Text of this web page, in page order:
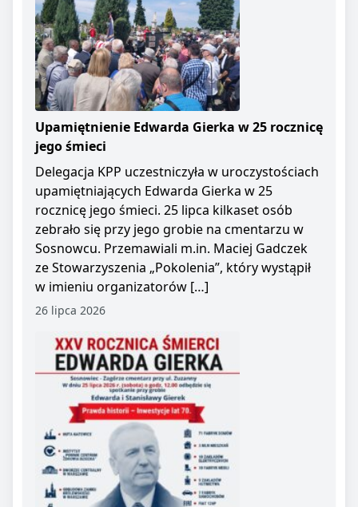
Upamiętnienie Edwarda Gierka w 25 rocznicę
jego śmieci
Delegacja KPP uczestniczyła w uroczystościach
upamiętniających Edwarda Gierka w 25
rocznicę jego śmieci. 25 lipca kilkaset osób
zebrało się przy jego grobie na cmentarzu w
Sosnowcu. Przemawiali m.in. Maciej Gadczek
ze Stowarzyszenia „Pokolenia”, który wystąpił
w imieniu organizatorów […]
26 lipca 2026